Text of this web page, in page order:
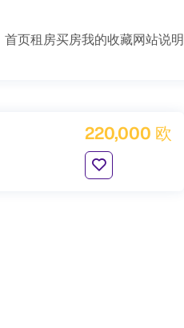
首页租房买房我的收藏网站说明
220,000 欧